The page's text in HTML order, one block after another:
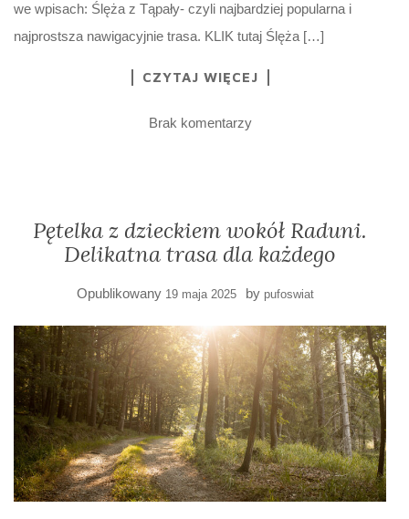
we wpisach: Ślęża z Tąpały- czyli najbardziej popularna i
najprostsza nawigacyjnie trasa. KLIK tutaj Ślęża […]
CZYTAJ WIĘCEJ
Brak komentarzy
Pętelka z dzieckiem wokół Raduni.
Delikatna trasa dla każdego
Opublikowany 19 maja 2025 by pufoswiat